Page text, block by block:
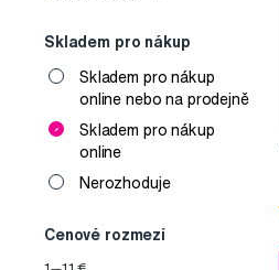
Skladem pro nákup
Skladem pro nákup
online nebo na prodejně
Skladem pro nákup
online
Nerozhoduje
Cenové rozmezí